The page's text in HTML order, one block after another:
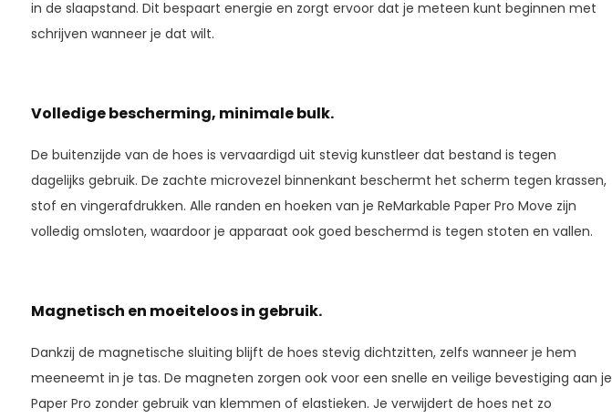
in de slaapstand. Dit bespaart energie en zorgt ervoor dat je meteen kunt beginnen met
schrijven wanneer je dat wilt.
Volledige bescherming, minimale bulk.
De buitenzijde van de hoes is vervaardigd uit stevig kunstleer dat bestand is tegen
dagelijks gebruik. De zachte microvezel binnenkant beschermt het scherm tegen krassen,
stof en vingerafdrukken. Alle randen en hoeken van je ReMarkable Paper Pro Move zijn
volledig omsloten, waardoor je apparaat ook goed beschermd is tegen stoten en vallen.
Magnetisch en moeiteloos in gebruik.
Dankzij de magnetische sluiting blijft de hoes stevig dichtzitten, zelfs wanneer je hem
meeneemt in je tas. De magneten zorgen ook voor een snelle en veilige bevestiging aan je
Paper Pro zonder gebruik van klemmen of elastieken. Je verwijdert de hoes net zo